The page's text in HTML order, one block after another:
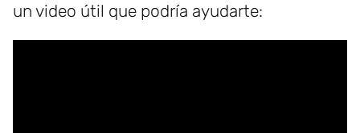
un video útil que podría ayudarte: